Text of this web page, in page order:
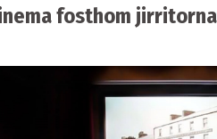
fosthom